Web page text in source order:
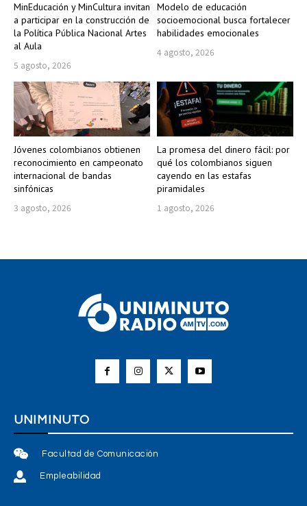
MinEducación y MinCultura invitan
a participar en la construcción de
la Política Pública Nacional Artes
al Aula
5 agosto, 2026
Modelo de educación
socioemocional busca fortalecer
habilidades emocionales
4 agosto, 2026
Jóvenes colombianos obtienen
reconocimiento en campeonato
internacional de bandas
sinfónicas
3 agosto, 2026
La promesa del dinero fácil: por
qué los colombianos siguen
cayendo en las estafas
piramidales
1 agosto, 2026
UNIMINUTO
Facultad de Comunicación
Empleabilidad